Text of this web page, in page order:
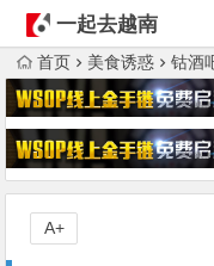
一起去越南
首页 美食诱惑 钴酒
A+